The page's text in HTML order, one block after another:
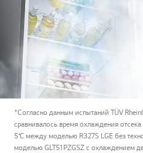
*Согласно данным испытаний TÜV
сравнивалось время охлаждения
5℃ между моделью R327S LGE без
моделью GLT51PZGSZ с охлаждением